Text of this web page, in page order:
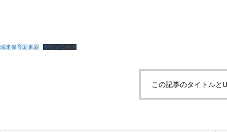
城東保育園来園 ダウンロード
この記事のタイトルと